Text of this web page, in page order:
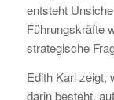
entsteht
Führungskräfte
strategische
Edith Karl zeigt,
darin besteht,